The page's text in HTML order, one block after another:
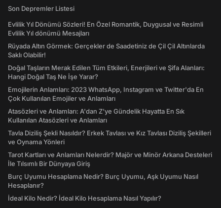
Son Depremler Listesi
Evlilik Yıl Dönümü Sözleri! En Özel Romantik, Duygusal ve Resimli
Evlilik Yıl dönümü Mesajları
Rüyada Altın Görmek: Gerçekler de Saadetiniz de Çil Çil Altınlarda
Saklı Olabilir!
Doğal Taşların Merak Edilen Tüm Etkileri, Enerjileri ve Şifa Alanları:
Hangi Doğal Taş Ne İşe Yarar?
Emojilerin Anlamları: 2023 WhatsApp, Instagram ve Twitter'da En
Çok Kullanılan Emojiler ve Anlamları
Atasözleri ve Anlamları: A'dan Z'ye Gündelik Hayatta En Sık
Kullanılan Atasözleri ve Anlamları
Tavla Diziliş Şekli Nasıldır? Erkek Tavlası ve Kız Tavlası Diziliş Şekilleri
ve Oynama Yönleri
Tarot Kartları ve Anlamları Nelerdir? Majör ve Minör Arkana Desteleri
İle Tılsımlı Bir Dünyaya Giriş
Burç Uyumu Hesaplama Nedir? Burç Uyumu, Aşk Uyumu Nasıl
Hesaplanır?
İdeal Kilo Nedir? İdeal Kilo Hesaplama Nasıl Yapılır?